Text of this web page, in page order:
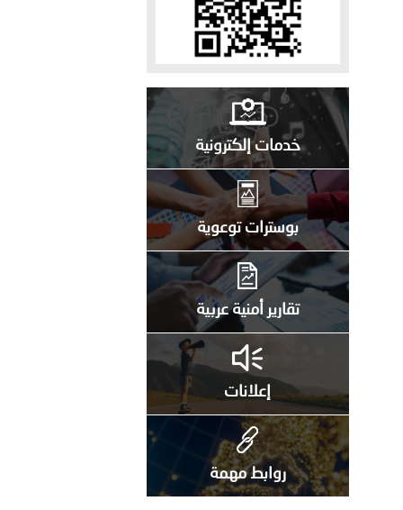
خدمات إلكترونية
بوسترات توعوية
تقارير أمنية عربية
إعلانات
روابط مهمة